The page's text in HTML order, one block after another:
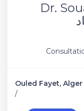
Dr.
Ouled Fayet, Alger
/